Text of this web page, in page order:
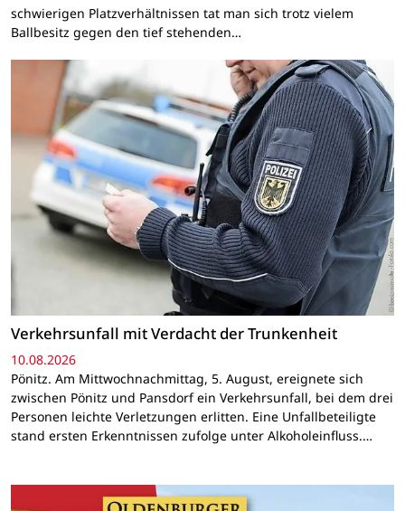
schwierigen Platzverhältnissen tat man sich trotz vielem
Ballbesitz gegen den tief stehenden…
Verkehrsunfall mit Verdacht der Trunkenheit
10.08.2026
Pönitz. Am Mittwochnachmittag, 5. August, ereignete sich
zwischen Pönitz und Pansdorf ein Verkehrsunfall, bei dem drei
Personen leichte Verletzungen erlitten. Eine Unfallbeteiligte
stand ersten Erkenntnissen zufolge unter Alkoholeinfluss.…